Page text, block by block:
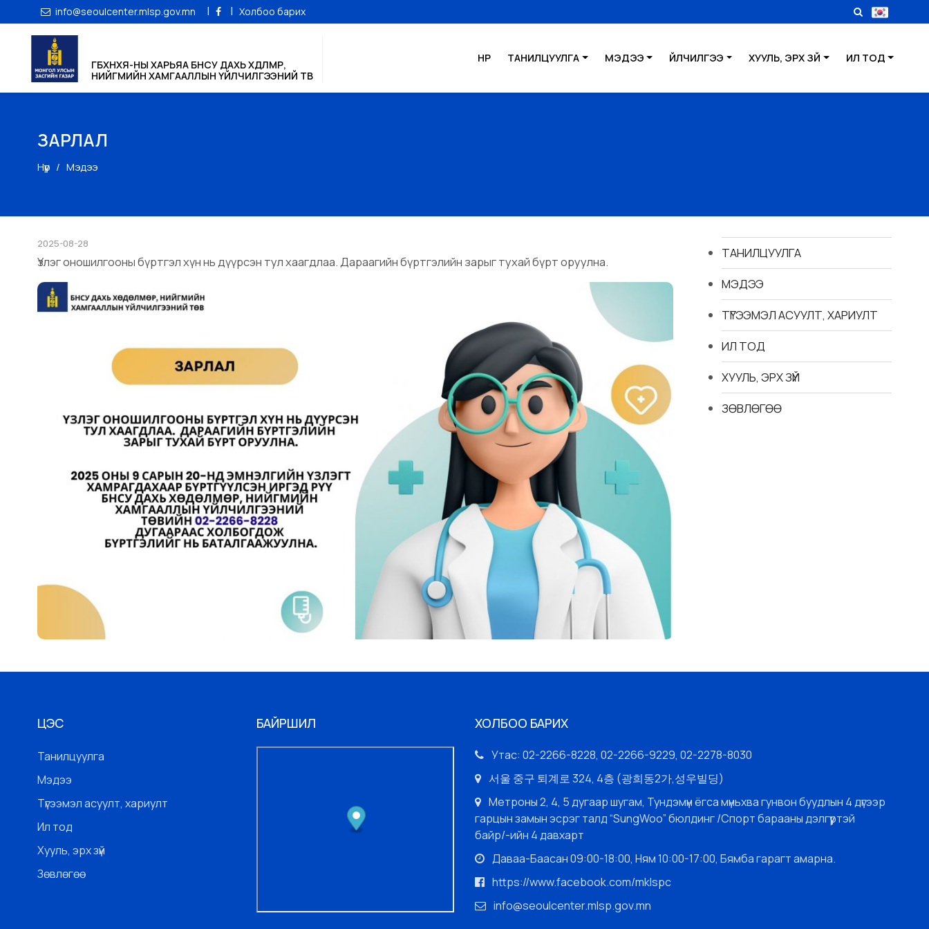
info@seoulcenter.mlsp.gov.mn | | Холбоо барих
ГБХНХЯ-НЫ ХАРЬЯА БНСУ ДАХЬ ХӨДӨЛМӨР,
НИЙГМИЙН ХАМГААЛЛЫН ҮЙЛЧИЛГЭЭНИЙ ТӨВ
НҮҮР ТАНИЛЦУУЛГА МЭДЭЭ ҮЙЛЧИЛГЭЭ ХУУЛЬ, ЭРХ ЗҮЙ ИЛ ТОД
ЗАРЛАЛ
Нүүр Мэдээ
2025-08-28
Үзлэг оношилгооны бүртгэл хүн нь дүүрсэн тул хаагдлаа. Дараагийн бүртгэлийн зарыг тухай бүрт оруулна.
ТАНИЛЦУУЛГА
МЭДЭЭ
ТҮГЭЭМЭЛ АСУУЛТ, ХАРИУЛТ
ИЛ ТОД
ХУУЛЬ, ЭРХ ЗҮЙ
ЗӨВЛӨГӨӨ
ЦЭС
Танилцуулга
Мэдээ
Түгээмэл асуулт, хариулт
Ил тод
Хууль, эрх зүй
Зөвлөгөө
БАЙРШИЛ ХОЛБОО БАРИХ
Утас: 02-2266-8228, 02-2266-9229, 02-2278-8030
서울 중구 퇴계로 324, 4층 (광희동2가,성우빌딩)
Метроны 2, 4, 5 дугаар шугам, Тундэмүн ёгса мүньхва гунвон буудлын 4 дүгээр
гарцын замын эсрэг талд “SungWoo” бюлдинг /Спорт барааны дэлгүүртэй
байр/-ийн 4 давхарт
Даваа-Баасан 09:00-18:00, Ням 10:00-17:00, Бямба гарагт амарна.
https://www.facebook.com/mklspc
info@seoulcenter.mlsp.gov.mn